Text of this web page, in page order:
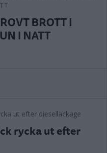
BROTT I
I NATT
rycka ut efter